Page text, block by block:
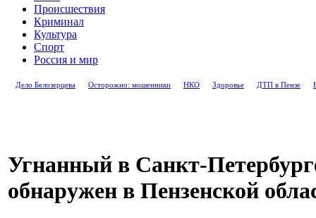
Происшествия
Криминал
Культура
Спорт
Россия и мир
Дело Белозерцева Осторожно: мошенники НКО Здоровье ДТП в Пензе
Угнанный в Санкт-
обнаружен в Пензенской